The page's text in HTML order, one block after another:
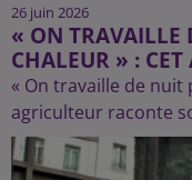
26 juin 2026
« ON TRAVAILLE
CHALEUR » :
« On travaille de nuit
agriculteur raconte